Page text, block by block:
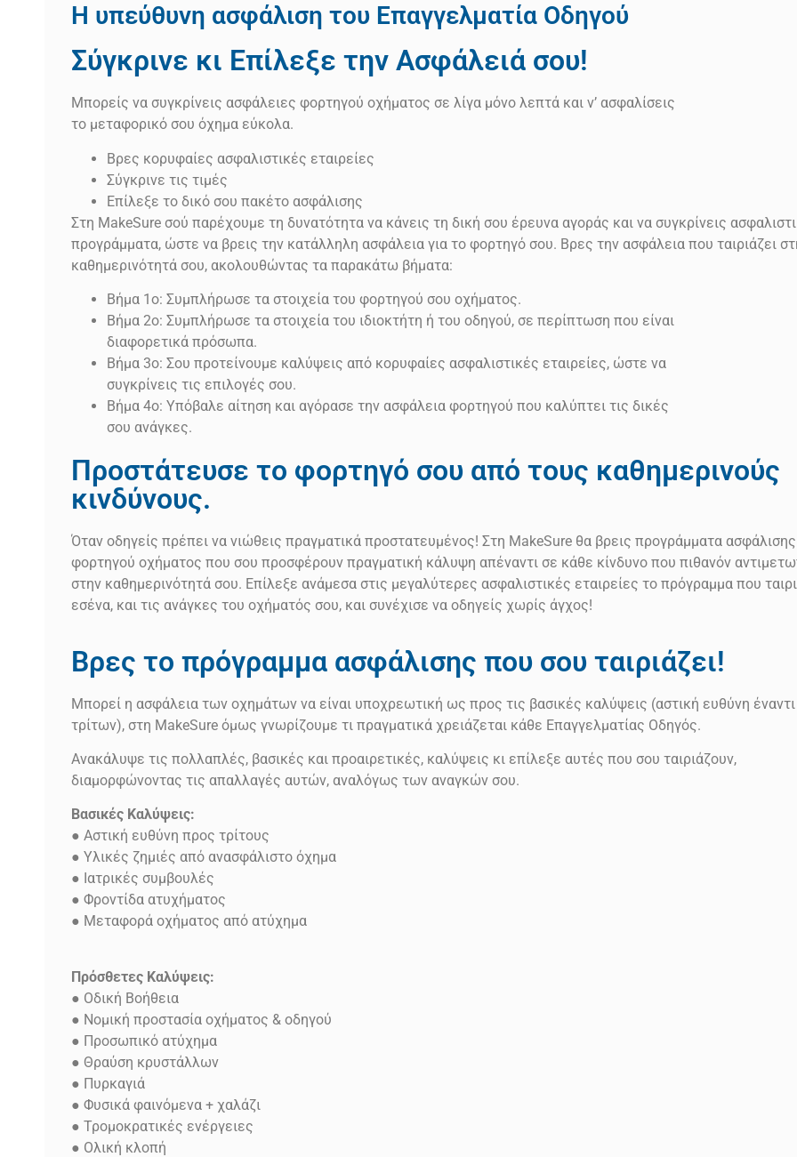
Η υπεύθυνη ασφάλιση του Επαγγελματία Οδηγού
Σύγκρινε κι Επίλεξε την Ασφάλειά σου!
Μπορείς να συγκρίνεις ασφάλειες φορτηγού οχήματος σε λίγα μόνο λεπτά και ν’ ασφαλίσεις
το μεταφορικό σου όχημα εύκολα.
Βρες κορυφαίες ασφαλιστικές εταιρείες
Σύγκρινε τις τιμές
Επίλεξε το δικό σου πακέτο ασφάλισης
Στη MakeSure σού παρέχουμε τη δυνατότητα να κάνεις τη δική σου έρευνα αγοράς και να συγκρίνεις
προγράμματα, ώστε να βρεις την κατάλληλη ασφάλεια για το φορτηγό σου. Βρες την ασφάλεια που ταιριάζει
καθημερινότητά σου, ακολουθώντας τα παρακάτω βήματα:
Βήμα 1ο: Συμπλήρωσε τα στοιχεία του φορτηγού σου οχήματος.
Βήμα 2ο: Συμπλήρωσε τα στοιχεία του ιδιοκτήτη ή του οδηγού, σε περίπτωση που είναι
διαφορετικά πρόσωπα.
Βήμα 3ο: Σου προτείνουμε καλύψεις από κορυφαίες ασφαλιστικές εταιρείες, ώστε να
συγκρίνεις τις επιλογές σου.
Βήμα 4ο: Υπόβαλε αίτηση και αγόρασε την ασφάλεια φορτηγού που καλύπτει τις δικές
σου ανάγκες.
Προστάτευσε το φορτηγό σου από τους καθημερινούς
κινδύνους.
Όταν οδηγείς πρέπει να νιώθεις πραγματικά προστατευμένος! Στη MakeSure θα βρεις προγράμματα ασφάλισης
φορτηγού οχήματος που σου προσφέρουν πραγματική κάλυψη απέναντι σε κάθε κίνδυνο που πιθανόν
στην καθημερινότητά σου. Επίλεξε ανάμεσα στις μεγαλύτερες ασφαλιστικές εταιρείες το πρόγραμμα που
εσένα, και τις ανάγκες του οχήματός σου, και συνέχισε να οδηγείς χωρίς άγχος!
Βρες το πρόγραμμα ασφάλισης που σου ταιριάζει!
Μπορεί η ασφάλεια των οχημάτων να είναι υποχρεωτική ως προς τις βασικές καλύψεις (αστική ευθύνη έναντι
τρίτων), στη MakeSure όμως γνωρίζουμε τι πραγματικά χρειάζεται κάθε Επαγγελματίας Οδηγός.
Ανακάλυψε τις πολλαπλές, βασικές και προαιρετικές, καλύψεις κι επίλεξε αυτές που σου ταιριάζουν,
διαμορφώνοντας τις απαλλαγές αυτών, αναλόγως των αναγκών σου.
Βασικές Καλύψεις:
● Αστική ευθύνη προς τρίτους
● Υλικές ζημιές από ανασφάλιστο όχημα
● Ιατρικές συμβουλές
● Φροντίδα ατυχήματος
● Μεταφορά οχήματος από ατύχημα
Πρόσθετες Καλύψεις:
● Οδική Βοήθεια
● Νομική προστασία οχήματος & οδηγού
● Προσωπικό ατύχημα
● Θραύση κρυστάλλων
● Πυρκαγιά
● Φυσικά φαινόμενα + χαλάζι
● Τρομοκρατικές ενέργειες
● Ολική κλοπή